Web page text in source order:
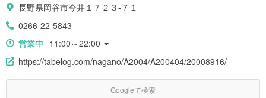
長野県岡谷市今井１７２３-７１
0266-22-5843
営業中 11:00～22:00
https://tabelog.com/nagano/A2004/A200404/20008916/
Googleで検索